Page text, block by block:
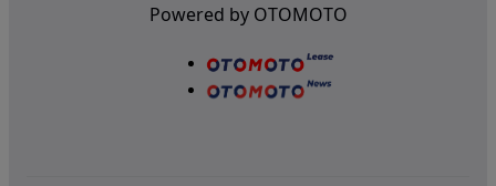
Powered by OTOMOTO